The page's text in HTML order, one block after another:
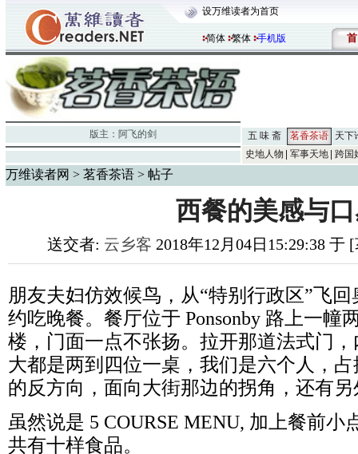
设万维读者为首页
简体 繁体 手机版 首
版主： 阿飞的剑 五 味 斋 茗香茶语
天下
史地人物
军事天地 跨国
万维读者网 > 茗香茶语 > 帖子
西餐的美感与
送交者: 云乡客 2018年12月04日15:29:38 于
朋友夫妇仿效候鸟，从“特别行政区”飞
约吃晚餐。餐厅位于 Ponsonby 路上一幢
楼，门面一点不张扬。拉开那道法式门
大都是两到四位一桌，我们是六个人，
的反方向，面向大街那边的拐角，还有
虽然说是 5 COURSE MENU, 加上餐前小
共有十样食品。